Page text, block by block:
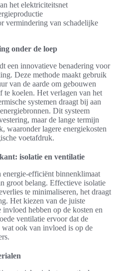
het elektriciteitsnet
vermindering van schadelijke
onder de loep
een innovatieve benadering voor
Deze methode maakt gebruik
van de aarde om gebouwen
te koelen. Het verlagen van het
systemen draagt bij aan
Dit systeem
maar de lange termijn
waaronder lagere energiekosten
voetafdruk.
isolatie en ventilatie
energie-efficiënt binnenklimaat
groot belang. Effectieve isolatie
te minimaliseren, het draagt
Het kiezen van de juiste
hebben op de kosten en
ventilatie ervoor dat de
ook van invloed is op de